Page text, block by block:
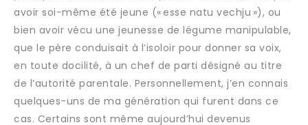
avoir soi-même été jeune (« esse natu vechju »), ou
bien avoir vécu une jeunesse de légume manipulable,
que le père conduisait à l’isoloir pour donner sa voix,
en toute docilité, à un chef de parti désigné au titre
de l’autorité parentale. Personnellement, j’en connais
quelques-uns de ma génération qui furent dans ce
cas. Certains sont même aujourd’hui devenus